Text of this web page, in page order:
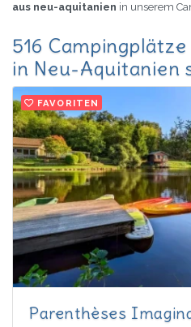
aus neu-aquitanien in unserem
516
in Neu-Aquitanien
FAVORITEN
Parenthèses